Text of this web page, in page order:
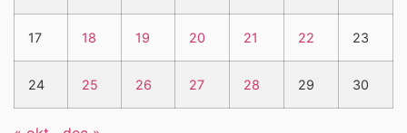
17 18 19 20 21 22 23
24 25 26 27 28 29 30